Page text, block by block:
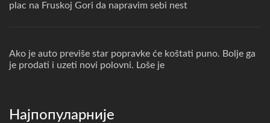
plac na Fruskoj Gori da napravim sebi nest
Ako je auto previše star popravke će koštati puno. Bolje ga
je prodati i uzeti novi polovni. Loše je
Најпопуларније